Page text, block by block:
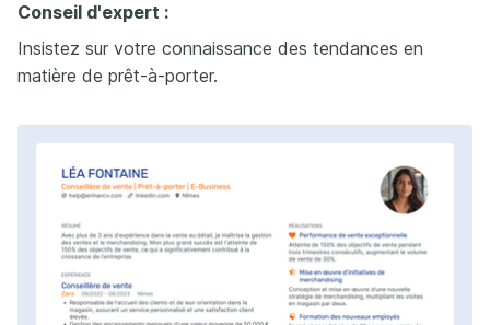
Conseil d'expert :
Insistez sur votre connaissance des tendances en
matière de prêt-à-porter.